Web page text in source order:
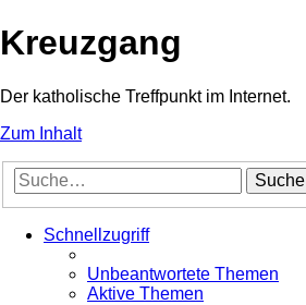
Kreuzgang
Der katholische Treffpunkt im Internet.
Zum Inhalt
Suche
Schnellzugriff
Unbeantwortete Themen
Aktive Themen